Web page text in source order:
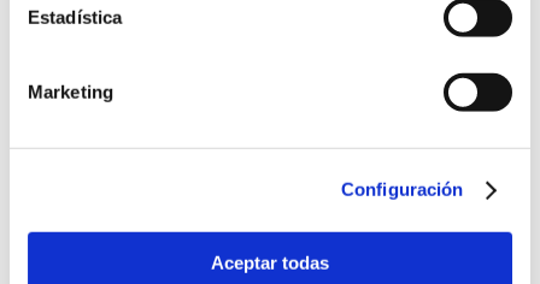
Estadística
Marketing
Configuración
Aceptar todas
sistemas de gestión de la SSL y
UNE-ISO 45003
de
gestión de riesgos psicosociales, varios estándares
entornos seguros y saludables.